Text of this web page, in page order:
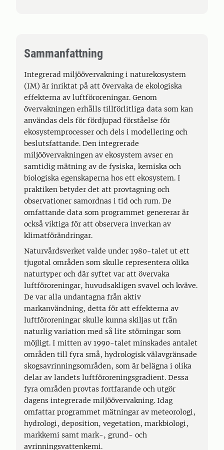
Sammanfattning
Integrerad miljöövervakning i naturekosystem
(IM) är inriktat på att övervaka de ekologiska
effekterna av luftföroreningar. Genom
övervakningen erhålls tillförlitliga data som kan
användas dels för fördjupad förståelse för
ekosystemprocesser och dels i modellering och
beslutsfattande. Den integrerade
miljöövervakningen av ekosystem avser en
samtidig mätning av de fysiska, kemiska och
biologiska egenskaperna hos ett ekosystem. I
praktiken betyder det att provtagning och
observationer samordnas i tid och rum. De
omfattande data som programmet genererar är
också viktiga för att observera inverkan av
klimatförändringar.
Naturvårdsverket valde under 1980-talet ut ett
tjugotal områden som skulle representera olika
naturtyper och där syftet var att övervaka
luftföroreningar, huvudsakligen svavel och kväve.
De var alla undantagna från aktiv
markanvändning, detta för att effekterna av
luftföroreningar skulle kunna skiljas ut från
naturlig variation med så lite störningar som
möjligt. I mitten av 1990-talet minskades antalet
områden till fyra små, hydrologisk välavgränsade
skogsavrinningsområden, som är belägna i olika
delar av landets luftföroreningsgradient. Dessa
fyra områden provtas fortfarande och utgör
dagens integrerade miljöövervakning. Idag
omfattar programmet mätningar av meteorologi,
hydrologi, deposition, vegetation, markbiologi,
markkemi samt mark-, grund- och
avrinningsvattenkemi.